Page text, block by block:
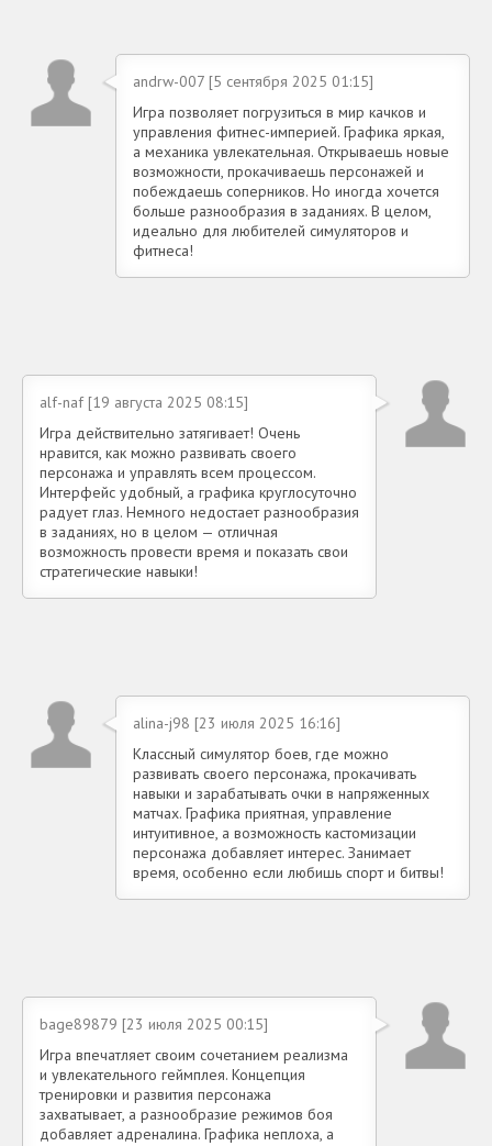
andrw-007 [5 сентября 2025 01:15]
Игра позволяет погрузиться в мир качков и
управления фитнес-империей. Графика яркая,
а механика увлекательная. Открываешь новые
возможности, прокачиваешь персонажей и
побеждаешь соперников. Но иногда хочется
больше разнообразия в заданиях. В целом,
идеально для любителей симуляторов и
фитнеса!
alf-naf [19 августа 2025 08:15]
Игра действительно затягивает! Очень
нравится, как можно развивать своего
персонажа и управлять всем процессом.
Интерфейс удобный, а графика круглосуточно
радует глаз. Немного недостает разнообразия
в заданиях, но в целом — отличная
возможность провести время и показать свои
стратегические навыки!
alina-j98 [23 июля 2025 16:16]
Классный симулятор боев, где можно
развивать своего персонажа, прокачивать
навыки и зарабатывать очки в напряженных
матчах. Графика приятная, управление
интуитивное, а возможность кастомизации
персонажа добавляет интерес. Занимает
время, особенно если любишь спорт и битвы!
bage89879 [23 июля 2025 00:15]
Игра впечатляет своим сочетанием реализма
и увлекательного геймплея. Концепция
тренировки и развития персонажа
захватывает, а разнообразие режимов боя
добавляет адреналина. Графика неплоха, а